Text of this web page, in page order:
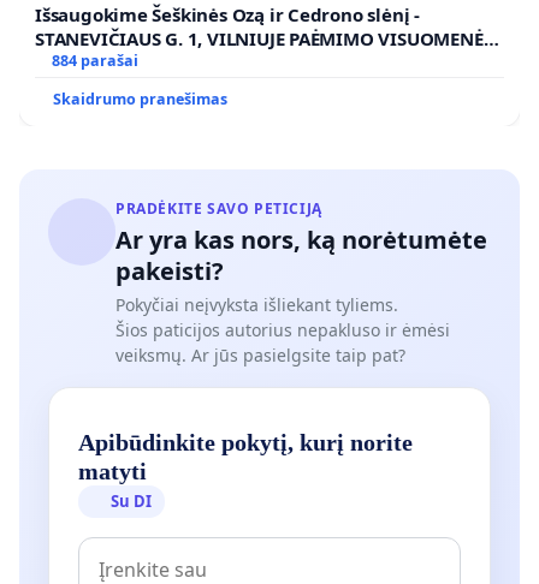
Išsaugokime Šeškinės Ozą ir Cedrono slėnį -
STANEVIČIAUS G. 1, VILNIUJE PAĖMIMO VISUOMENĖS
POREIKIAMS (IŠPIRKIMO) IR JO PRITAIKYMO VIEŠAJAI
884 parašai
Skaidrumo pranešimas
PRADĖKITE SAVO PETICIJĄ
Ar yra kas nors, ką norėtumėte
pakeisti?
Pokyčiai neįvyksta išliekant tyliems.
Šios paticijos autorius nepakluso ir ėmėsi
veiksmų. Ar jūs pasielgsite taip pat?
Apibūdinkite pokytį, kurį norite
matyti
Su DI